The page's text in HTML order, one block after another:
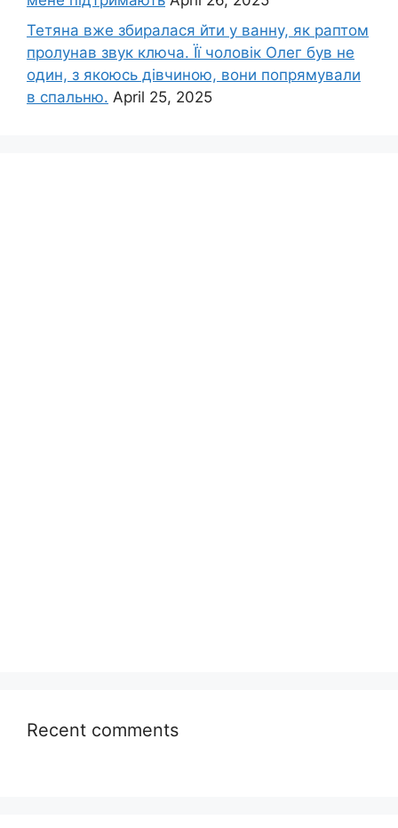
Тетяна вже збиралася йти у ванну, як раптом
пролунав звук ключа. Її чоловік Олег був не
один, з якоюсь дівчиною, вони попрямували
в спальню. April 25, 2025
Recent comments